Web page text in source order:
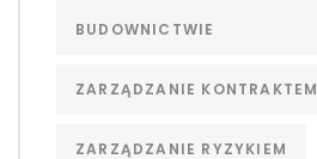
BUDOWNICTWIE
ZARZĄDZANIE KONTRAKTEM
ZARZĄDZANIE RYZYKIEM